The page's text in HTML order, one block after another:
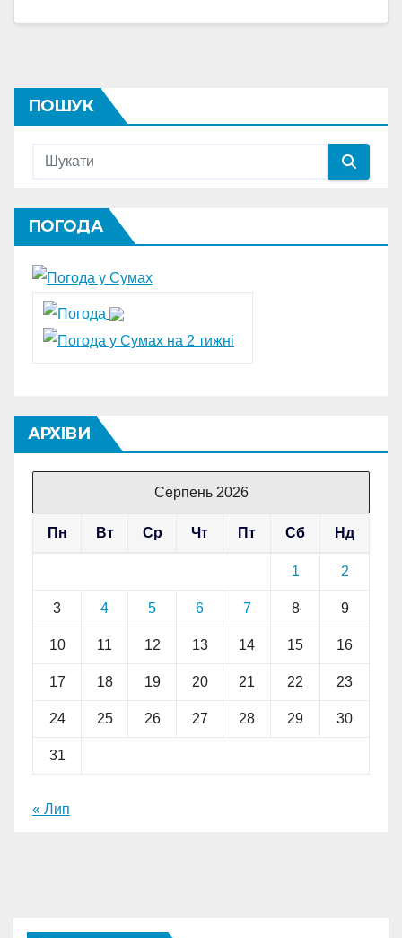
ПОШУК
ПОГОДА
АРХІВИ
Серпень 2026
Пн Вт Ср Чт Пт Сб Нд
1 2
3 4 5 6 7 8 9
10 11 12 13 14 15 16
17 18 19 20 21 22 23
24 25 26 27 28 29 30
31
« Лип